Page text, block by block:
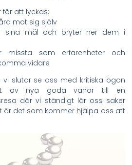
för att lyckas:
mot sig själv
sina mål och bryter ner dem i
missta som erfarenheter och
vidare
slutar se oss med kritiska ögon
av nya goda vanor till en
där vi ständigt lär oss saker
är det som kommer hjälpa oss att